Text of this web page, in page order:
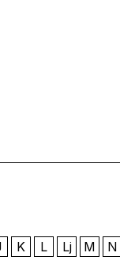
K L Lj M N